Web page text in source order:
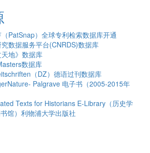
PatSnap）全球专利检索数据库开通
数据服务平台(CNRDS)数据库
天地》数据库
数据库
（DZ）德语过刊数据库
Palgrave 电子书（2005-2015年
Texts for Historians E-Library（历史学
馆）利物浦大学出版社